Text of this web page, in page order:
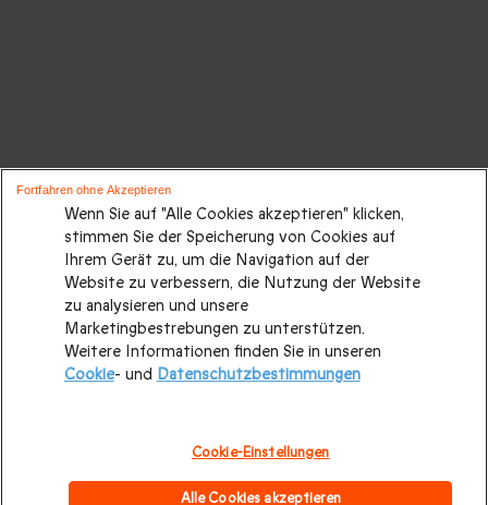
Wenn Sie auf "Alle Cookies akzeptieren" klicken,
stimmen Sie der Speicherung von Cookies auf
Ihrem Gerät zu, um die Navigation auf der
Website zu verbessern, die Nutzung der Website
zu analysieren und unsere
Marketingbestrebungen zu unterstützen.
Weitere Informationen finden Sie in unseren
Cookie- und Datenschutzbestimmungen
Cookie-Einstellungen
Alle Cookies akzeptieren
Fortfahren ohne Akzeptieren